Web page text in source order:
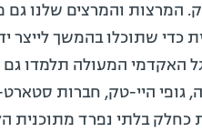
המרצות והמרצים שלנו גם
כדי שתוכלו בהמשך לייצר
האקדמי המעולה תלמדו גם
גופי היי-טק, חברות
כחלק בלתי נפרד מתוכנית